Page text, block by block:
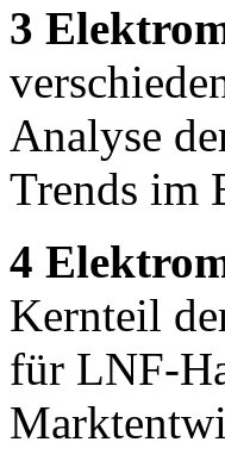
3
Analyse
Trends im
4
Kernteil
für LNF-